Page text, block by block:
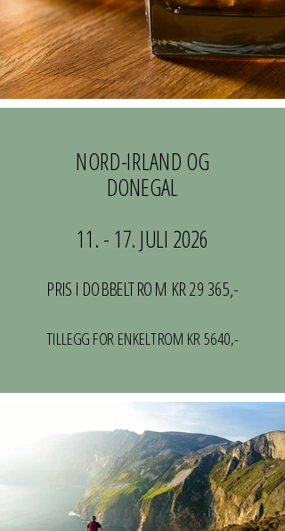
NORD-IRLAND OG
DONEGAL
11. - 17. JULI 2026
PRIS I DOBBELTROM KR 29 365,-
TILLEGG FOR ENKELTROM KR 5640,-